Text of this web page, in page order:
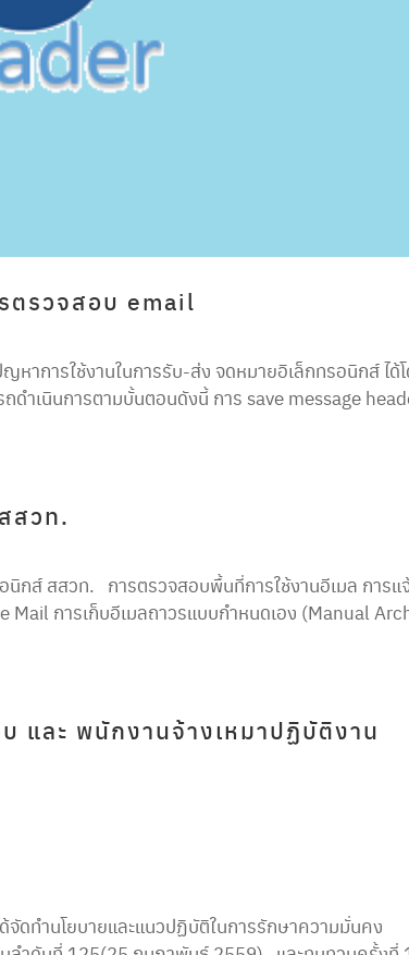
ตรวจสอบ email
าการใช้งานในการรับ-ส่ง จดหมายอิเล็กทรอนิกส์ ได้
ดำเนินการตามบั้นตอนดังนี้ การ save message
สวท.
นิกส์ สสวท. การตรวจสอบพื้นที่การใช้งานอีเมล การแ
Mail การเก็บอีเมลถาวรแบบกำหนดเอง (Manual
และ พนักงานจ้างเหมาปฏิบัติงาน
บายและแนวปฏิบัติในการรักษาความมั่นคง